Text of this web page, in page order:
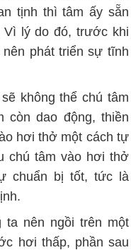
tịnh thì tâm ấy sẵn
Vì lý do đó, trước khi
phát triển sự tĩnh
không thể chú tâm
còn dao động, thiền
hơi thở một cách tự
chú tâm vào hơi thở
chuẩn bị tốt, tức là
ta nên ngồi trên một
hơi thấp, phần sau